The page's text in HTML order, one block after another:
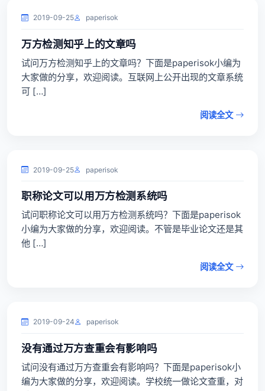
2019-09-25 paperisok
万方检测知乎上的文章吗
试问万方检测知乎上的文章吗？下面是paperisok小编为
大家做的分享，欢迎阅读。互联网上公开出现的文章系统
可 […]
阅读全文
2019-09-25 paperisok
职称论文可以用万方检测系统吗
试问职称论文可以用万方检测系统吗？下面是paperisok
小编为大家做的分享，欢迎阅读。不管是毕业论文还是其
他 […]
阅读全文
2019-09-24 paperisok
没有通过万方查重会有影响吗
试问没有通过万方查重会有影响吗？下面是paperisok小
编为大家做的分享，欢迎阅读。学校统一做论文查重，对